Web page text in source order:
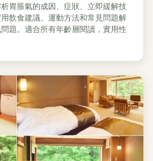
胃脹氣的成因、症狀、立即緩解技
飲食建議、運動方法和常見問題解
題。適合所有年齡層閱讀，實用性